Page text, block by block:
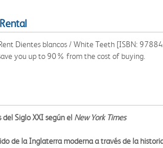
Dientes blancos / White Teeth [ISBN:
you up to 90% from the cost of buying.
Siglo XXI según el New York Times
de la Inglaterra moderna a través de la